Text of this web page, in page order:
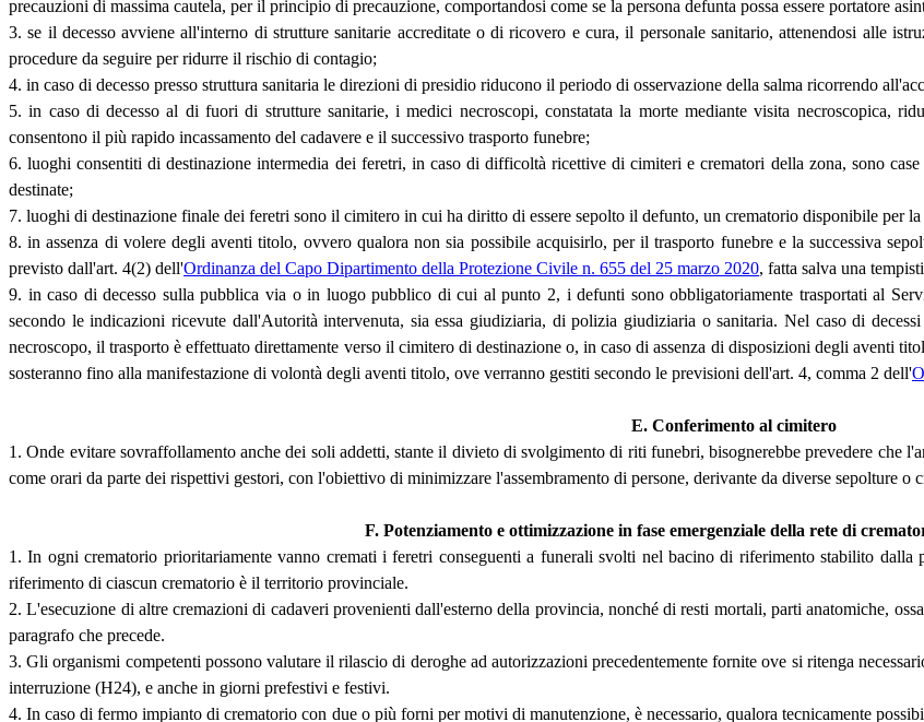
precauzioni di massima cautela, per il principio di precauzione, comportandosi come se la persona defunta possa essere portatore
3. se il decesso avviene all'interno di strutture sanitarie accreditate o di ricovero e cura, il personale sanitario, attenendosi alle
procedure da seguire per ridurre il rischio di contagio;
4. in caso di decesso presso struttura sanitaria le direzioni di presidio riducono il periodo di osservazione della salma ricorrendo
5. in caso di decesso al di fuori di strutture sanitarie, i medici necroscopi, constatata la morte mediante visita necroscopica,
consentono il più rapido incassamento del cadavere e il successivo trasporto funebre;
6. luoghi consentiti di destinazione intermedia dei feretri, in caso di difficoltà ricettive di cimiteri e crematori della zona, sono
destinate;
7. luoghi di destinazione finale dei feretri sono il cimitero in cui ha diritto di essere sepolto il defunto, un crematorio disponibile per la
8. in assenza di volere degli aventi titolo, ovvero qualora non sia possibile acquisirlo, per il trasporto funebre e la successiva
previsto dall'art. 4(2) dell'Ordinanza del Capo Dipartimento della Protezione Civile n. 655 del 25 marzo 2020, fatta salva una
9. in caso di decesso sulla pubblica via o in luogo pubblico di cui al punto 2, i defunti sono obbligatoriamente trasportati al
secondo le indicazioni ricevute dall'Autorità intervenuta, sia essa giudiziaria, di polizia giudiziaria o sanitaria. Nel caso di
necroscopo, il trasporto è effettuato direttamente verso il cimitero di destinazione o, in caso di assenza di disposizioni degli aventi
sosteranno fino alla manifestazione di volontà degli aventi titolo, ove verranno gestiti secondo le previsioni dell'art. 4, comma 2 dell'
E. Conferimento al cimitero
1. Onde evitare sovraffollamento anche dei soli addetti, stante il divieto di svolgimento di riti funebri, bisognerebbe prevedere che
come orari da parte dei rispettivi gestori, con l'obiettivo di minimizzare l'assembramento di persone, derivante da diverse sepolture o
F. Potenziamento e ottimizzazione in fase emergenziale della rete di
1. In ogni crematorio prioritariamente vanno cremati i feretri conseguenti a funerali svolti nel bacino di riferimento stabilito
riferimento di ciascun crematorio è il territorio provinciale.
2. L'esecuzione di altre cremazioni di cadaveri provenienti dall'esterno della provincia, nonché di resti mortali, parti anatomiche,
paragrafo che precede.
3. Gli organismi competenti possono valutare il rilascio di deroghe ad autorizzazioni precedentemente fornite ove si ritenga
interruzione (H24), e anche in giorni prefestivi e festivi.
4. In caso di fermo impianto di crematorio con due o più forni per motivi di manutenzione, è necessario, qualora tecnicamente